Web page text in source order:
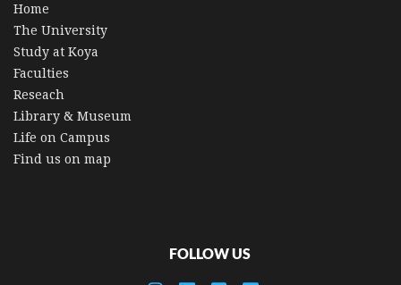
Home
The University
Study at Koya
Faculties
Reseach
Library & Museum
Life on Campus
Find us on map
FOLLOW US